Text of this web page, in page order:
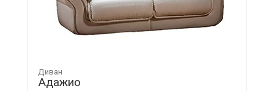
Диван
Адажио